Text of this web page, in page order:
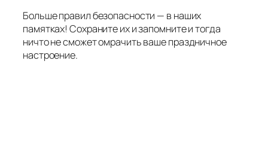
Больше правил безопасности — в наших
памятках! Сохраните их и запомните и тогда
ничто не сможет омрачить ваше праздничное
настроение.